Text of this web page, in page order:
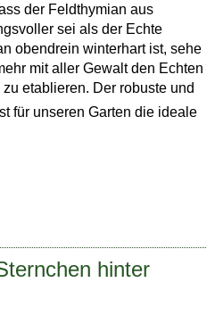
der Feldthymian aus
sei als der Echte
obendrein winterhart ist, sehe
mit aller Gewalt den Echten
etablieren. Der robuste und
für unseren Garten die ideale
hinter